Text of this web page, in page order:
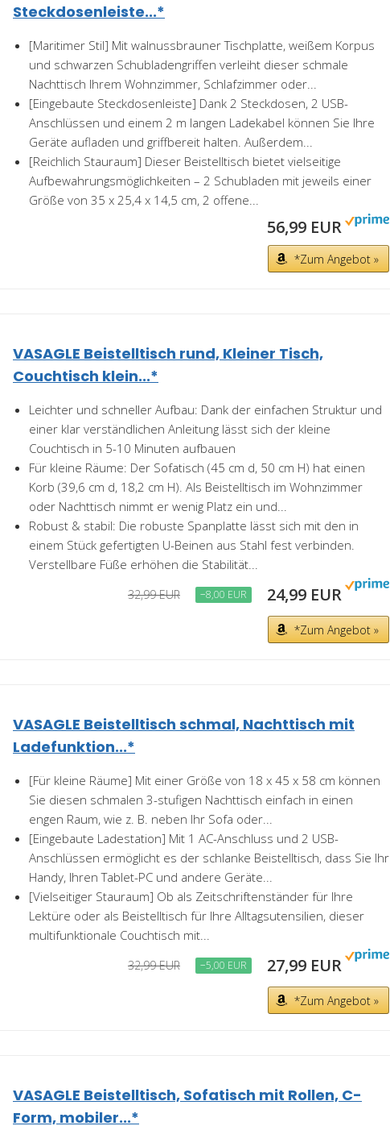
Steckdosenleiste...*
[Maritimer Stil] Mit walnussbrauner Tischplatte, weißem Korpus
und schwarzen Schubladengriffen verleiht dieser schmale
Nachttisch Ihrem Wohnzimmer, Schlafzimmer oder...
[Eingebaute Steckdosenleiste] Dank 2 Steckdosen, 2 USB-
Anschlüssen und einem 2 m langen Ladekabel können Sie Ihre
Geräte aufladen und griffbereit halten. Außerdem...
[Reichlich Stauraum] Dieser Beistelltisch bietet vielseitige
Aufbewahrungsmöglichkeiten – 2 Schubladen mit jeweils einer
Größe von 35 x 25,4 x 14,5 cm, 2 offene...
56,99 EUR
*Zum Angebot »
VASAGLE Beistelltisch rund, Kleiner Tisch,
Couchtisch klein...*
Leichter und schneller Aufbau: Dank der einfachen Struktur und
einer klar verständlichen Anleitung lässt sich der kleine
Couchtisch in 5-10 Minuten aufbauen
Für kleine Räume: Der Sofatisch (45 cm d, 50 cm H) hat einen
Korb (39,6 cm d, 18,2 cm H). Als Beistelltisch im Wohnzimmer
oder Nachttisch nimmt er wenig Platz ein und...
Robust & stabil: Die robuste Spanplatte lässt sich mit den in
einem Stück gefertigten U-Beinen aus Stahl fest verbinden.
Verstellbare Füße erhöhen die Stabilität...
32,99 EUR −8,00 EUR 24,99 EUR
*Zum Angebot »
VASAGLE Beistelltisch schmal, Nachttisch mit
Ladefunktion...*
[Für kleine Räume] Mit einer Größe von 18 x 45 x 58 cm können
Sie diesen schmalen 3-stufigen Nachttisch einfach in einen
engen Raum, wie z. B. neben Ihr Sofa oder...
[Eingebaute Ladestation] Mit 1 AC-Anschluss und 2 USB-
Anschlüssen ermöglicht es der schlanke Beistelltisch, dass Sie Ihr
Handy, Ihren Tablet-PC und andere Geräte...
[Vielseitiger Stauraum] Ob als Zeitschriftenständer für Ihre
Lektüre oder als Beistelltisch für Ihre Alltagsutensilien, dieser
multifunktionale Couchtisch mit...
32,99 EUR −5,00 EUR 27,99 EUR
*Zum Angebot »
VASAGLE Beistelltisch, Sofatisch mit Rollen, C-
Form, mobiler...*